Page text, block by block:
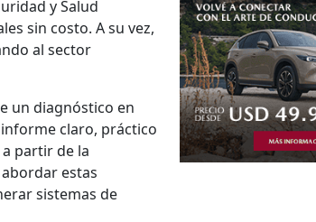
y Salud
sin costo. A su vez,
al sector
un diagnóstico en
informe claro, práctico
partir de la
estas
sistemas de